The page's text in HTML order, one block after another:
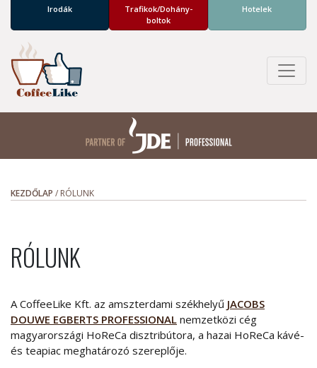
Irodák
Trafikok/­Dohány­
boltok
Hotelek
KEZDŐLAP / RÓLUNK
RÓLUNK
A CoffeeLike Kft. az amszterdami székhelyű JACOBS
DOUWE EGBERTS PROFESSIONAL nemzetközi cég
magyarországi HoReCa disztribútora, a hazai HoReCa kávé-
és teapiac meghatározó szereplője.